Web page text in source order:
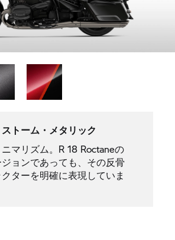
トーム・メタリック
マリズム。R 18 Roctaneの
ョンであっても、その反骨
ターを明確に表現していま